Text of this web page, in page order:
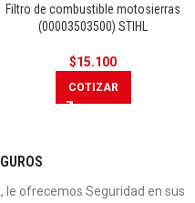
Filtro de combustible motosierras
(00003503500) STIHL
$15.100
COTIZAR
le ofrecemos Seguridad en sus